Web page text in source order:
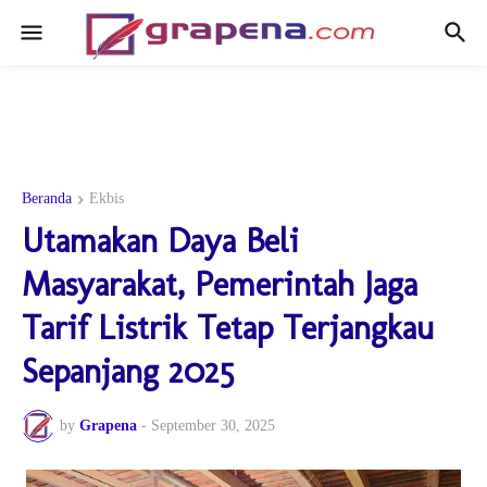
Beranda Ekbis
Utamakan Daya Beli
Masyarakat, Pemerintah Jaga
Tarif Listrik Tetap Terjangkau
Sepanjang 2025
by Grapena - September 30, 2025